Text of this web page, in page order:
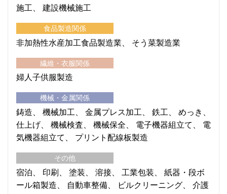
施工
建設機械施工
食品製造関係
非加熱性水産加工食品製造業 そう菜製造業
繊維・衣服関係
婦人子供服製造
機械・金属関係
鋳造 機械加工 金属プレス加工 鉄工
めっき
仕上げ
機械検査 機械保全 電子機器組立て
電
気機器組立て
プリント配線板製造
その他
宿泊 印刷 塗装 溶接 工業包装
紙器・段ボ
ール箱製造
自動車整備 ビルクリーニング 介護